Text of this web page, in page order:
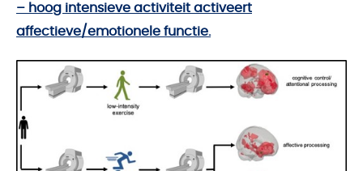
– hoog intensieve activiteit activeert
affectieve/emotionele functie.